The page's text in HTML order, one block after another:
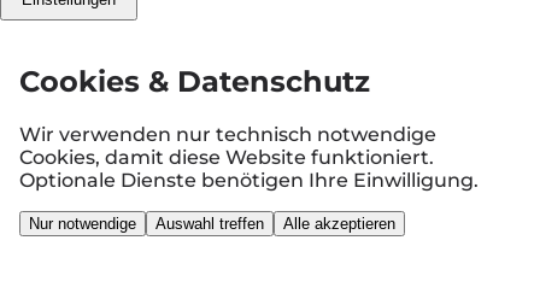
Cookies & Datenschutz
Wir verwenden nur technisch notwendige
Cookies, damit diese Website funktioniert.
Optionale Dienste benötigen Ihre Einwilligung.
Nur notwendige Auswahl treffen Alle akzeptieren